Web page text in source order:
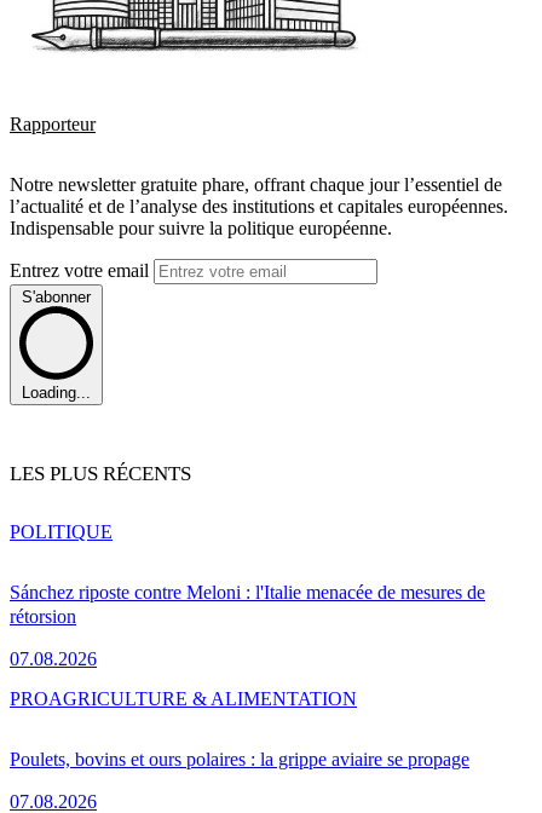
Rapporteur
Notre newsletter gratuite phare, offrant chaque jour l’essentiel de
l’actualité et de l’analyse des institutions et capitales européennes.
Indispensable pour suivre la politique européenne.
Entrez votre email
S'abonner
Loading...
LES PLUS RÉCENTS
Sánchez riposte contre Meloni : l'Italie menacée de mesures de
rétorsion
07.08.2026
POLITIQUE
Poulets, bovins et ours polaires : la grippe aviaire se propage
07.08.2026
PROAGRICULTURE & ALIMENTATION